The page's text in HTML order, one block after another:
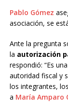
Pablo Gómez
asociación, se
Ante la pregunta
la autorización
respondió: “Es
autoridad fiscal y
los integrantes,
a María Amparo